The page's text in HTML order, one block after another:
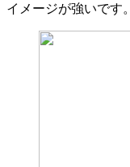
イメージが強いです。